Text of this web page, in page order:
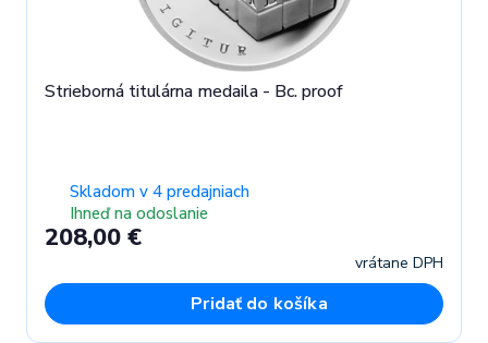
Strieborná titulárna medaila - Bc. proof
Skladom v 4 predajniach
Ihneď na odoslanie
208,00 €
vrátane DPH
Pridať do košíka